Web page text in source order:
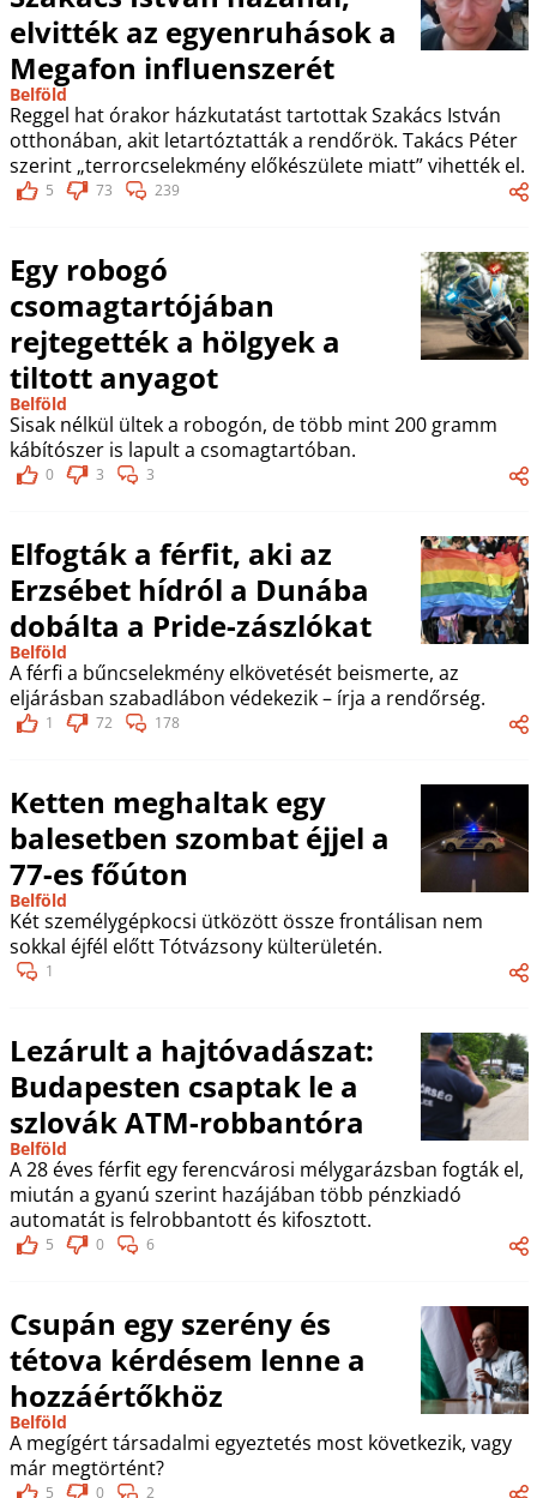
elvitték az egyenruhások a
Megafon influenszerét
Belföld
Reggel hat órakor házkutatást tartottak Szakács István
otthonában, akit letartóztatták a rendőrök. Takács Péter
szerint „terrorcselekmény előkészülete miatt” vihették el.
5 73 239
Egy robogó
csomagtartójában
rejtegették a hölgyek a
tiltott anyagot
Belföld
Sisak nélkül ültek a robogón, de több mint 200 gramm
kábítószer is lapult a csomagtartóban.
0 3 3
Elfogták a férfit, aki az
Erzsébet hídról a Dunába
dobálta a Pride-zászlókat
Belföld
A férfi a bűncselekmény elkövetését beismerte, az
eljárásban szabadlábon védekezik – írja a rendőrség.
1 72 178
Ketten meghaltak egy
balesetben szombat éjjel a
77-es főúton
Belföld
Két személygépkocsi ütközött össze frontálisan nem
sokkal éjfél előtt Tótvázsony külterületén.
1
Lezárult a hajtóvadászat:
Budapesten csaptak le a
szlovák ATM-robbantóra
Belföld
A 28 éves férfit egy ferencvárosi mélygarázsban fogták el,
miután a gyanú szerint hazájában több pénzkiadó
automatát is felrobbantott és kifosztott.
5 0 6
Csupán egy szerény és
tétova kérdésem lenne a
hozzáértőkhöz
Belföld
A megígért társadalmi egyeztetés most következik, vagy
már megtörtént?
5 0 2